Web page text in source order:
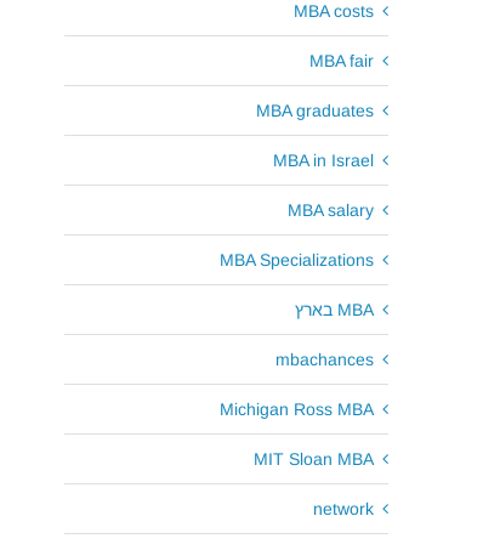
MBA costs
MBA fair
MBA graduates
MBA in Israel
MBA salary
MBA Specializations
MBA בארץ
mbachances
Michigan Ross MBA
MIT Sloan MBA
network